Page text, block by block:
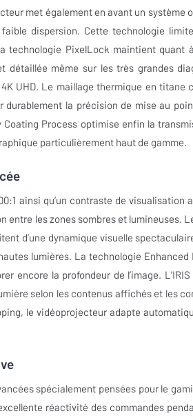
met également en avant un
dispersion. Cette technologie
technologie PixelLock maintient quant
même sur les très grandes
UHD. Le maillage thermique en titane
la précision de mise au
Process optimise enfin la
particulièrement haut de gamme.
ainsi qu’un contraste de visualisation
entre les zones sombres et lumineuses.
d’une dynamique visuelle
lumières. La technologie
encore la profondeur de l’image.
selon les contenus affichés et les
le vidéoprojecteur adapte
spécialement pensées pour le
réactivité des commandes